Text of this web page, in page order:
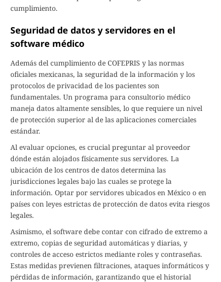
cumplimiento.
Seguridad de datos y servidores en el
software médico
Además del cumplimiento de COFEPRIS y las normas
oficiales mexicanas, la seguridad de la información y los
protocolos de privacidad de los pacientes son
fundamentales. Un programa para consultorio médico
maneja datos altamente sensibles, lo que requiere un nivel
de protección superior al de las aplicaciones comerciales
estándar.
Al evaluar opciones, es crucial preguntar al proveedor
dónde están alojados físicamente sus servidores. La
ubicación de los centros de datos determina las
jurisdicciones legales bajo las cuales se protege la
información. Optar por servidores ubicados en México o en
países con leyes estrictas de protección de datos evita riesgos
legales.
Asimismo, el software debe contar con cifrado de extremo a
extremo, copias de seguridad automáticas y diarias, y
controles de acceso estrictos mediante roles y contraseñas.
Estas medidas previenen filtraciones, ataques informáticos y
pérdidas de información, garantizando que el historial